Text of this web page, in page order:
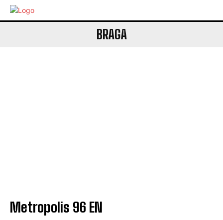
BRAGA
Metropolis 96 EN